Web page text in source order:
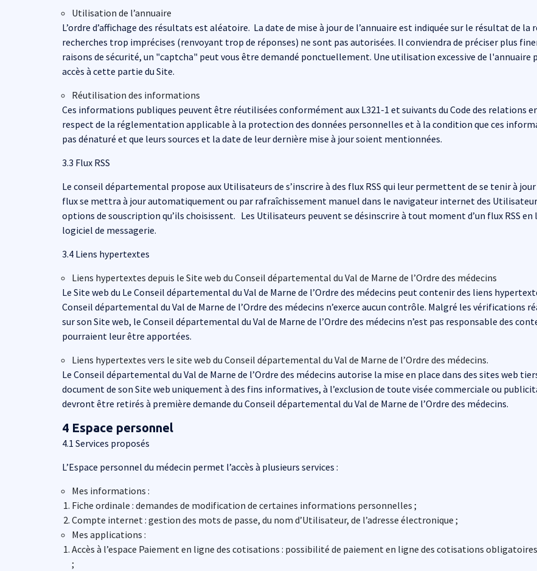
Utilisation de l’annuaire
L’ordre d’affichage des résultats est aléatoire. La date de mise à jour de l’annuaire est indiquée sur le résultat de
recherches trop imprécises (renvoyant trop de réponses) ne sont pas autorisées. Il conviendra de préciser plus
raisons de sécurité, un "captcha" peut vous être demandé ponctuellement. Une utilisation excessive de
accès à cette partie du Site.
Réutilisation des informations
Ces informations publiques peuvent être réutilisées conformément aux L321-1 et suivants du Code des relations
respect de la réglementation applicable à la protection des données personnelles et à la condition que ces
pas dénaturé et que leurs sources et la date de leur dernière mise à jour soient mentionnées.
3.3 Flux RSS
Le conseil départemental propose aux Utilisateurs de s’inscrire à des flux RSS qui leur permettent de se tenir à
flux se mettra à jour automatiquement ou par rafraîchissement manuel dans le navigateur internet des
options de souscription qu’ils choisissent. Les Utilisateurs peuvent se désinscrire à tout moment d’un flux RSS
logiciel de messagerie.
3.4 Liens hypertextes
Liens hypertextes depuis le Site web du Conseil départemental du Val de Marne de l’Ordre des médecins
Le Site web du Le Conseil départemental du Val de Marne de l’Ordre des médecins peut contenir des liens
Conseil départemental du Val de Marne de l’Ordre des médecins n’exerce aucun contrôle. Malgré les
sur son Site web, le Conseil départemental du Val de Marne de l’Ordre des médecins n’est pas responsable des
pourraient leur être apportées.
Liens hypertextes vers le site web du Conseil départemental du Val de Marne de l’Ordre des médecins.
Le Conseil départemental du Val de Marne de l’Ordre des médecins autorise la mise en place dans des sites web
document de son Site web uniquement à des fins informatives, à l’exclusion de toute visée commerciale ou
devront être retirés à première demande du Conseil départemental du Val de Marne de l’Ordre des médecins.
4 Espace personnel
4.1 Services proposés
L’Espace personnel du médecin permet l’accès à plusieurs services :
Mes informations :
Fiche ordinale : demandes de modification de certaines informations personnelles ;
Compte internet : gestion des mots de passe, du nom d’Utilisateur, de l’adresse électronique ;
Mes applications :
Accès à l’espace Paiement en ligne des cotisations : possibilité de paiement en ligne des cotisations
;